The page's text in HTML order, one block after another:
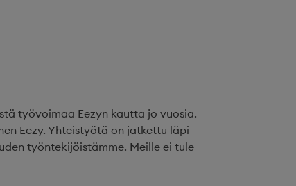
työvoimaa Eezyn kautta jo vuosia.
Eezy. Yhteistyötä on jatkettu läpi
työntekijöistämme. Meille ei tule